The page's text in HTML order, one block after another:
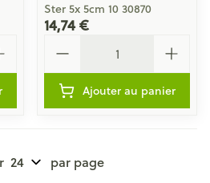
Ster 5x 5cm 10 30870
14,74 €
Ajouter au panier
par page